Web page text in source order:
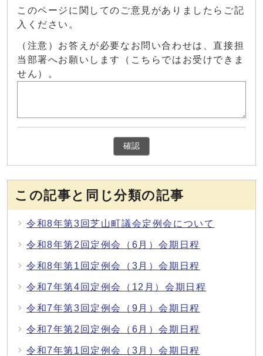
このページに関してのご意見がありましたらご記
入ください。
（注意）お答えが必要なお問い合わせは、直接担
当部署へお願いします（こちらではお受けできま
せん）。
確認
この記事と同じ分類の記事
令和8年第3回芝山町議会定例会について
令和8年第2回定例会（6月）会期日程
令和8年第1回定例会（3月）会期日程
令和7年第4回定例会（12月）会期日程
令和7年第3回定例会（9月）会期日程
令和7年第2回定例会（6月）会期日程
令和7年第1回定例会（3月）会期日程